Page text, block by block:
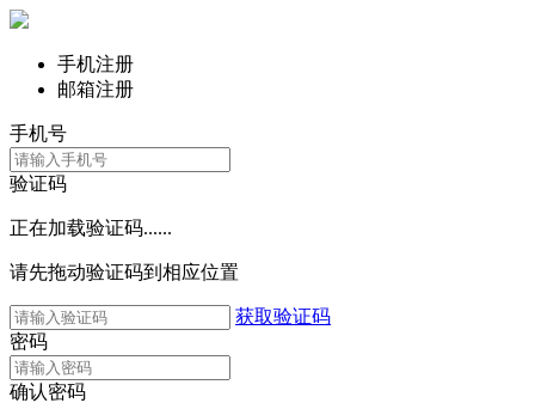
手机注册
邮箱注册
手机号
验证码
正在加载验证码......
请先拖动验证码到相应位置
获取验证码
密码
确认密码